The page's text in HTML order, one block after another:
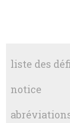
liste des
notice